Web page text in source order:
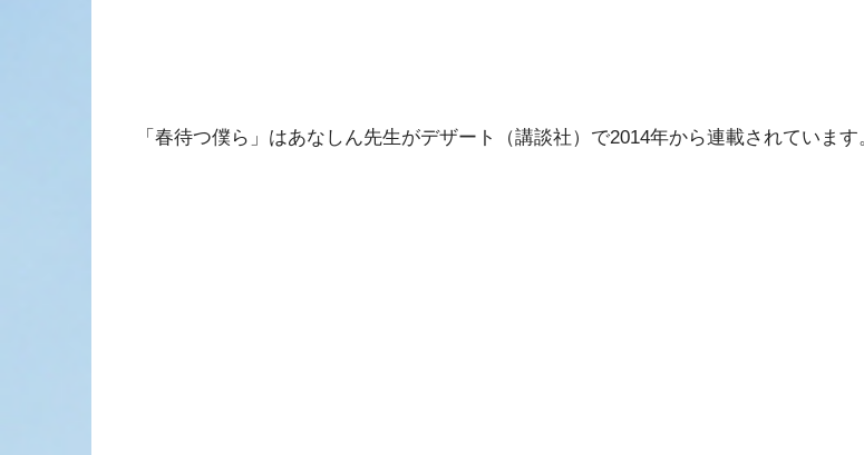
「春待つ僕ら」はあなしん先生がデザート（講談社）で2014年から連載されています